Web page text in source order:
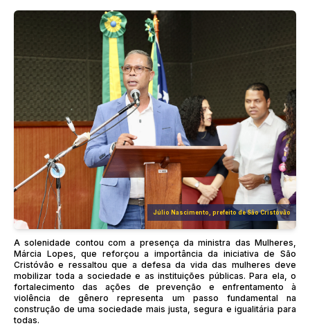
Júlio Nascimento, prefeito de São Cristóvão
A solenidade contou com a presença da ministra das Mulheres,
Márcia Lopes, que reforçou a importância da iniciativa de São
Cristóvão e ressaltou que a defesa da vida das mulheres deve
mobilizar toda a sociedade e as instituições públicas. Para ela, o
fortalecimento das ações de prevenção e enfrentamento à
violência de gênero representa um passo fundamental na
construção de uma sociedade mais justa, segura e igualitária para
todas.